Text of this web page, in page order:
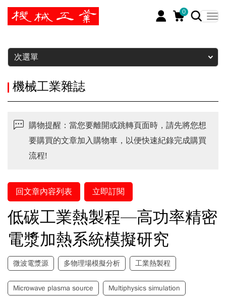
0
暫停
次選單
機械工業雜誌
購物提醒：當您要離開或跳轉頁面時，請先將您想
要購買的文章加入購物車，以便快速紀錄完成購買
流程!
回文章內容列表 立即訂閱
低碳工業熱製程—高功率精密
電漿加熱系統模擬研究
微波電漿源 多物理場模擬分析 工業熱製程
Microwave plasma source Multiphysics simulation